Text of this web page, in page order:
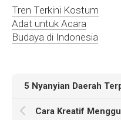
Tren Terkini Kostum
Adat untuk Acara
Budaya di Indonesia